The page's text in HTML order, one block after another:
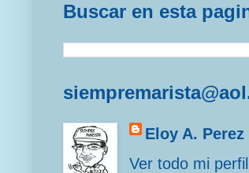
Buscar en esta
Eloy A.
Ver todo mi perfil